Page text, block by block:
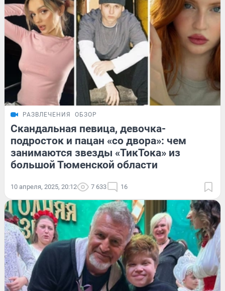
РАЗВЛЕЧЕНИЯ ОБЗОР
Скандальная певица, девочка-
подросток и пацан «со двора»: чем
занимаются звезды «ТикТока» из
большой Тюменской области
10 апреля, 2025, 20:12 7 633 16